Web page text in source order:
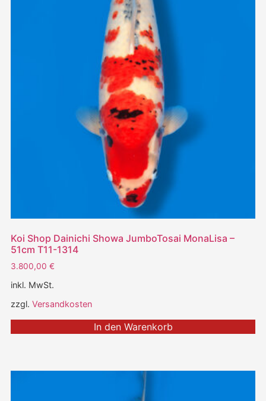
Koi Shop Dainichi Showa JumboTosai MonaLisa –
51cm T11-1314
3.800,00 €
inkl. MwSt.
zzgl. Versandkosten
In den Warenkorb